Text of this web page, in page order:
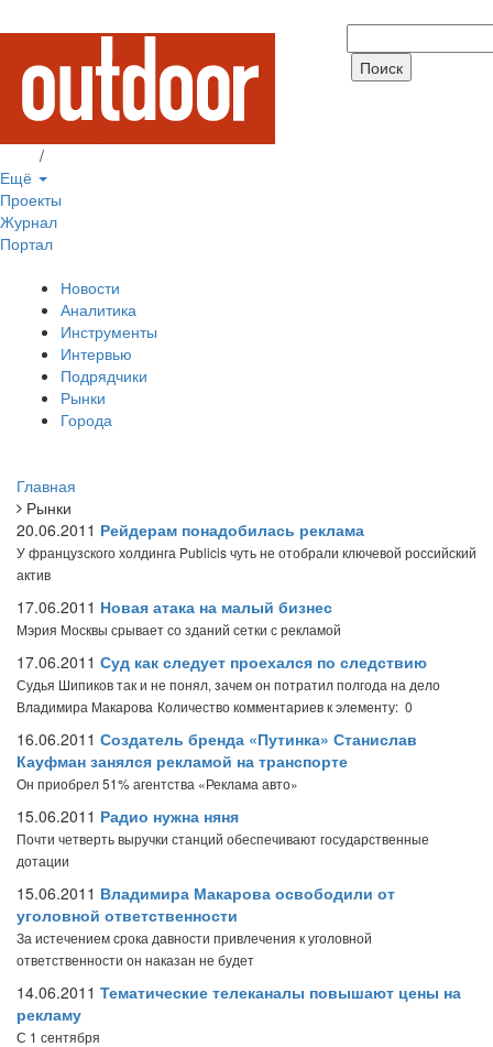
/
Ещё
Проекты
Журнал
Портал
Новости
Аналитика
Инструменты
Интервью
Подрядчики
Рынки
Города
Главная
Рынки
20.06.2011 Рейдерам понадобилась реклама
У французского холдинга Publicis чуть не отобрали ключевой российский
актив
17.06.2011 Новая атака на малый бизнес
Мэрия Москвы срывает со зданий сетки с рекламой
17.06.2011 Суд как следует проехался по следствию
Судья Шипиков так и не понял, зачем он потратил полгода на дело
Владимира Макарова Количество комментариев к элементу: 0
16.06.2011 Создатель бренда «Путинка» Станислав
Кауфман занялся рекламой на транспорте
Он приобрел 51% агентства «Реклама авто»
15.06.2011 Радио нужна няня
Почти четверть выручки станций обеспечивают государственные
дотации
15.06.2011 Владимира Макарова освободили от
уголовной ответственности
За истечением срока давности привлечения к уголовной
ответственности он наказан не будет
14.06.2011 Тематические телеканалы повышают цены на
рекламу
С 1 сентября